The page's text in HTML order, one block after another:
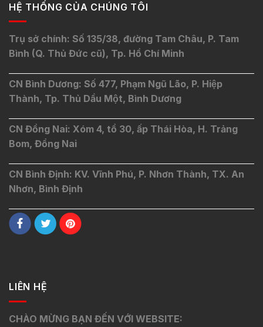
HỆ THỐNG CỦA CHÚNG TÔI
Trụ sở chính: Số 135/38, đường Tam Châu, P. Tam
Bình (Q. Thủ Đức cũ), Tp. Hồ Chí Minh
CN Bình Dương: Số 477, Phạm Ngũ Lão, P. Hiệp
Thành, Tp. Thủ Dầu Một, Bình Dương
CN Đồng Nai: Xóm 4, tổ 30, ấp Thái Hòa, H. Trảng
Bom, Đồng Nai
CN Bình Định: KV. Vĩnh Phú, P. Nhơn Thành, TX. An
Nhơn, Bình Định
LIÊN HỆ
CHÀO MỪNG BẠN ĐẾN VỚI WEBSITE: